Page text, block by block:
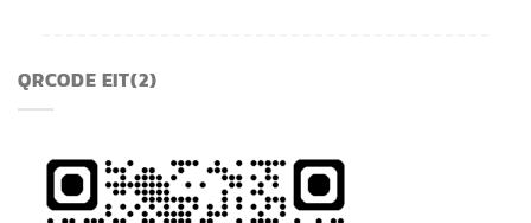
QRCODE EIT(2)